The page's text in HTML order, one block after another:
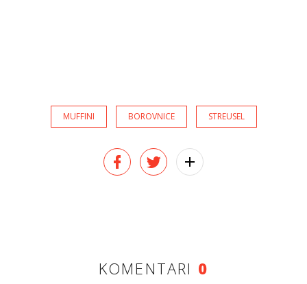
MUFFINI BOROVNICE STREUSEL
KOMENTARI 0